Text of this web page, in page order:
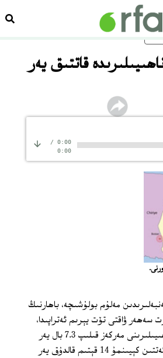
قاتتىق يەر
0:00
/
0:00
مەلۇم بولۇشىچە، باھارنىڭ
كۈنى يەنى 21 - مارت سەھەر ۋاقتى تۆت يېرىم ئەتراپىدا،
خوتەننىڭ كېرىيە ۋە چىرا ناھىيىلىرىنى مەركەز قىلىپ 7.3 بال يەر
تەۋرىگەن. يەنە بىر قانچە سائەتتىن كېيىنمۇ 14 قېتىم قالدۇق يەر